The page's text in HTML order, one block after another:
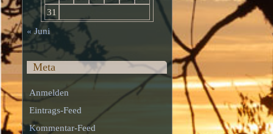
31
« Juni
Meta
Anmelden
Eintrags-Feed
Kommentar-Feed